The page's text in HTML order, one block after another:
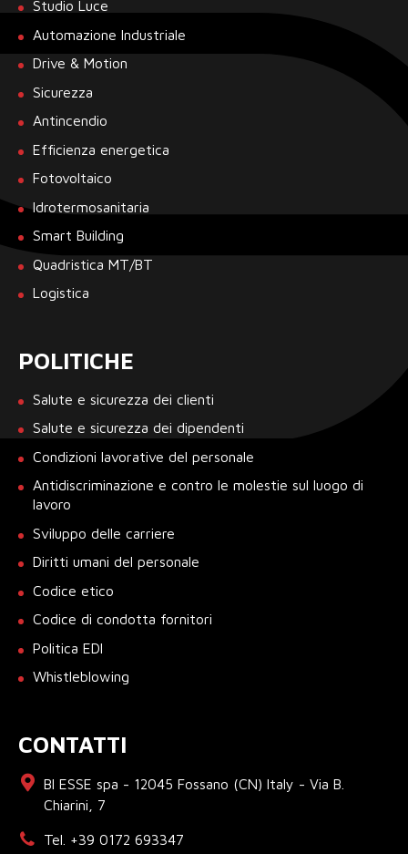
Studio Luce
Automazione Industriale
Drive & Motion
Sicurezza
Antincendio
Efficienza energetica
Fotovoltaico
Idrotermosanitaria
Smart Building
Quadristica MT/BT
Logistica
POLITICHE
Salute e sicurezza dei clienti
Salute e sicurezza dei dipendenti
Condizioni lavorative del personale
Antidiscriminazione e contro le molestie sul luogo di
lavoro
Sviluppo delle carriere
Diritti umani del personale
Codice etico
Codice di condotta fornitori
Politica EDI
Whistleblowing
CONTATTI
BI ESSE spa - 12045 Fossano (CN) Italy - Via B.
Chiarini, 7
Tel. +39 0172 693347